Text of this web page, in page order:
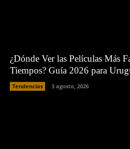
¿Dónde Ver las Películas Más
Tiempos? Guía 2026 para
Tendencias 3 agosto, 2026